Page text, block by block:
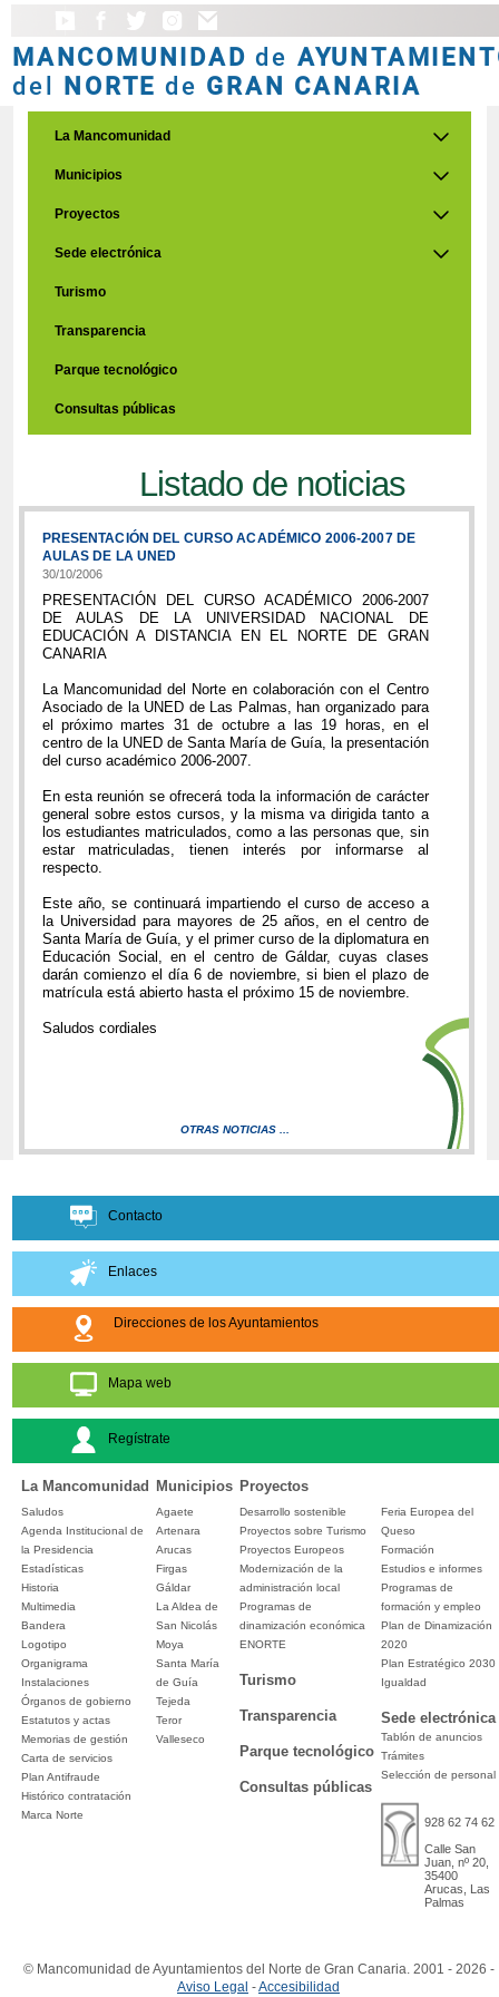
MANCOMUNIDAD de
del NORTE de GRAN CANARIA
La Mancomunidad
Municipios
Proyectos
Sede electrónica
Turismo
Transparencia
Parque tecnológico
Consultas públicas
Listado de noticias
PRESENTACIÓN DEL CURSO ACADÉMICO 2006-2007 DE
AULAS DE LA UNED
30/10/2006
PRESENTACIÓN DEL CURSO ACADÉMICO 2006-2007
DE AULAS DE LA UNIVERSIDAD NACIONAL DE
EDUCACIÓN A DISTANCIA EN EL NORTE DE GRAN
CANARIA
La Mancomunidad del Norte en colaboración con el Centro
Asociado de la UNED de Las Palmas, han organizado para
el próximo martes 31 de octubre a las 19 horas, en el
centro de la UNED de Santa María de Guía, la presentación
del curso académico 2006-2007.
En esta reunión se ofrecerá toda la información de carácter
general sobre estos cursos, y la misma va dirigida tanto a
los estudiantes matriculados, como a las personas que, sin
estar matriculadas, tienen interés por informarse al
respecto.
Este año, se continuará impartiendo el curso de acceso a
la Universidad para mayores de 25 años, en el centro de
Santa María de Guía, y el primer curso de la diplomatura en
Educación Social, en el centro de Gáldar, cuyas clases
darán comienzo el día 6 de noviembre, si bien el plazo de
matrícula está abierto hasta el próximo 15 de noviembre.
Saludos cordiales
OTRAS NOTICIAS ...
Contacto
Enlaces
Direcciones de los Ayuntamientos
Mapa web
Regístrate
La Mancomunidad Municipios Proyectos
Saludos
Agenda Institucional de
la Presidencia
Estadísticas
Historia
Multimedia
Bandera
Logotipo
Organigrama
Instalaciones
Órganos de gobierno
Estatutos y actas
Memorias de gestión
Carta de servicios
Plan Antifraude
Histórico contratación
Marca Norte
Agaete
Artenara
Arucas
Firgas
Gáldar
La Aldea de
San Nicolás
Moya
Santa María
de Guía
Tejeda
Teror
Valleseco
Desarrollo sostenible
Proyectos sobre Turismo
Proyectos Europeos
Modernización de la
administración local
Programas de
dinamización económica
ENORTE
Turismo
Transparencia
Parque tecnológico
Consultas públicas
Feria Europea del
Queso
Formación
Estudios e informes
Programas de
formación y empleo
Plan de Dinamización
2020
Plan Estratégico 2030
Igualdad
Sede electrónica
Tablón de anuncios
Trámites
Selección de personal
928 62 74 62
Calle San
Juan, nº 20,
35400
Arucas, Las
Palmas
© Mancomunidad de Ayuntamientos del Norte de Gran Canaria. 2001 - 2026 -
Aviso Legal -Accesibilidad